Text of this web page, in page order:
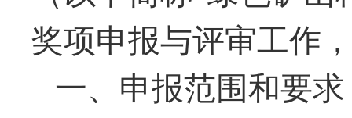
奖项申报与评审工作
一、申报范围和要求